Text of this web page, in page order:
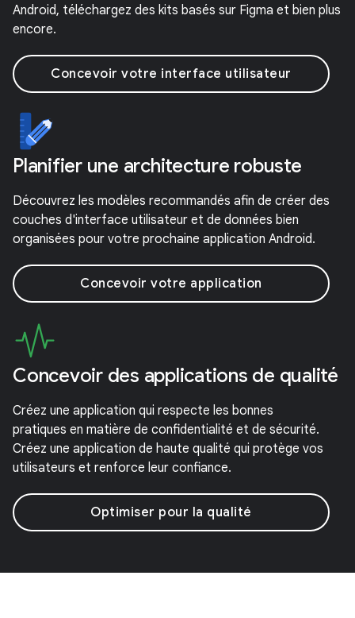
Android, téléchargez des kits basés sur Figma et bien plus
encore.
Concevoir votre interface utilisateur
Planifier une architecture robuste
Découvrez les modèles recommandés afin de créer des
couches d'interface utilisateur et de données bien
organisées pour votre prochaine application Android.
Concevoir votre application
Concevoir des applications de qualité
Créez une application qui respecte les bonnes
pratiques en matière de confidentialité et de sécurité.
Créez une application de haute qualité qui protège vos
utilisateurs et renforce leur confiance.
Optimiser pour la qualité